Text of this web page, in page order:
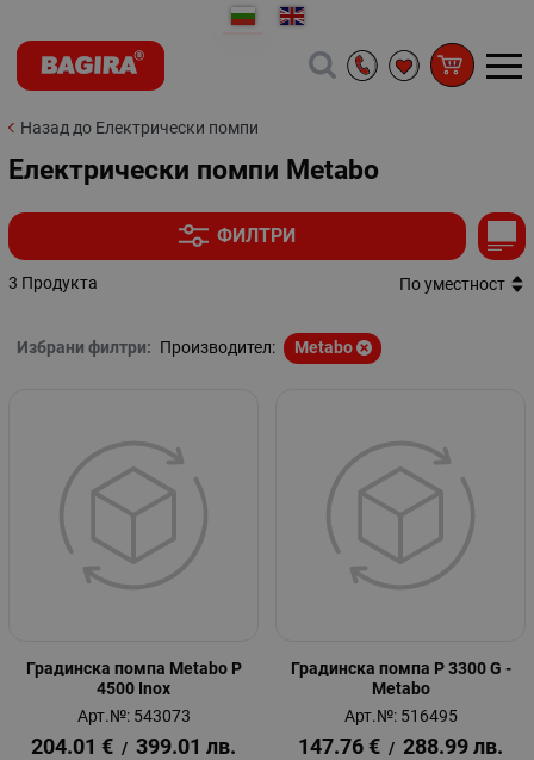
Назад до Електрически помпи
Електрически помпи Metabo
ФИЛТРИ
3 Продукта По уместност
Избрани филтри: Производител: Metabo
Градинска помпа Metabo P
4500 Inox
Арт.№: 543073
204.01 € / 399.01 лв.
Градинска помпа P 3300 G -
Metabo
Арт.№: 516495
147.76 € / 288.99 лв.